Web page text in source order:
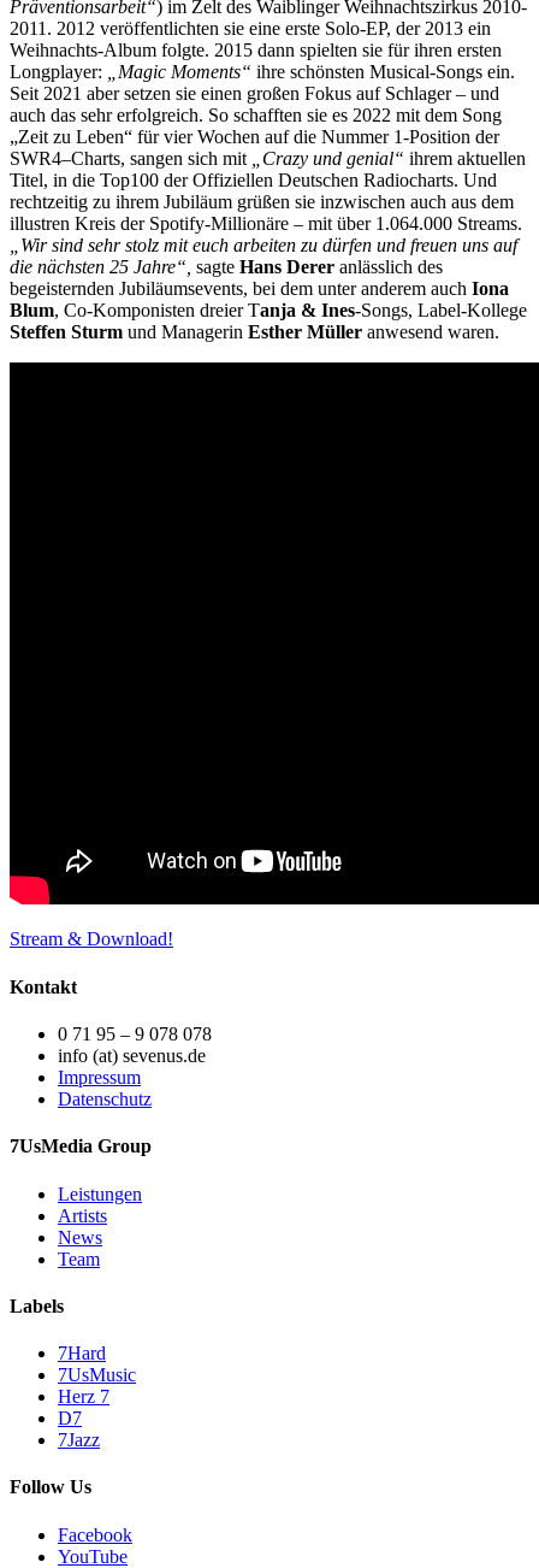
Präventionsarbeit“) im Zelt des Waiblinger Weihnachtszirkus 2010-
2011. 2012 veröffentlichten sie eine erste Solo-EP, der 2013 ein
Weihnachts-Album folgte. 2015 dann spielten sie für ihren ersten
Longplayer: „Magic Moments“ ihre schönsten Musical-Songs ein.
Seit 2021 aber setzen sie einen großen Fokus auf Schlager – und
auch das sehr erfolgreich. So schafften sie es 2022 mit dem Song
„Zeit zu Leben“ für vier Wochen auf die Nummer 1-Position der
SWR4–Charts, sangen sich mit „Crazy und genial“ ihrem aktuellen
Titel, in die Top100 der Offiziellen Deutschen Radiocharts. Und
rechtzeitig zu ihrem Jubiläum grüßen sie inzwischen auch aus dem
illustren Kreis der Spotify-Millionäre – mit über 1.064.000 Streams.
„Wir sind sehr stolz mit euch arbeiten zu dürfen und freuen uns auf
die nächsten 25 Jahre“, sagte Hans Derer anlässlich des
begeisternden Jubiläumsevents, bei dem unter anderem auch Iona
Blum, Co-Komponisten dreier Tanja & Ines-Songs, Label-Kollege
Steffen Sturm und Managerin Esther Müller anwesend waren.
Stream & Download!
Kontakt
0 71 95 – 9 078 078
info (at) sevenus.de
Impressum
Datenschutz
7UsMedia Group
Leistungen
Artists
News
Team
Labels
7Hard
7UsMusic
Herz 7
D7
7Jazz
Follow Us
Facebook
YouTube